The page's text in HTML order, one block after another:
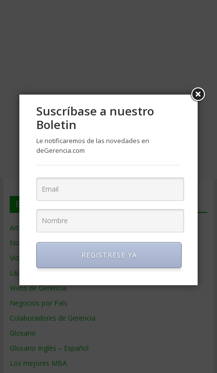
En deGerencia.com
Artículos de Gerencia
Noticias de Gerencia
Videos de Gerencia
Libros de Gerencia
Webs de Gerencia
Negocios por País
Colaboradores de Gerencia
Glosario
Glosario Inglés – Español
Los mejores MBA
Suscríbase a nuestro
Boletin
Le notificaremos de las novedades en
deGerencia.com
REGISTRESE YA